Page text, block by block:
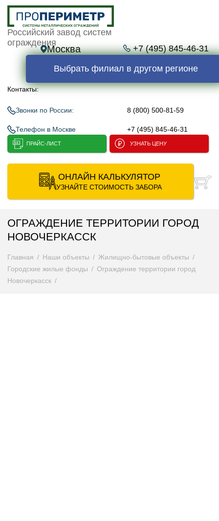
Российский завод систем
ограждения
Москва +7 (495) 845-46-31
Выбрать филиал в другом регионе
Контакты:
Звонки по России: 8 (800) 500-81-59
Телефон в Москве +7 (495) 845-46-31
ПРАЙС-ЛИСТ УЗНАТЬ ЦЕНУ
ОНЛАЙН КАЛЬКУЛЯТОР
УЗНАЙТЕ СТОИМОСТЬ ЗАБОРА
ОГРАЖДЕНИЕ ТЕРРИТОРИИ ГОРОД
НОВОЧЕРКАССК
Главная Наши объекты
Жилищно-бытовые объекты
Городские жилые фонды
Ограждение территории город
Новочеркасск